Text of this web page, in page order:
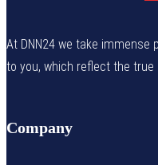
At DNN24 we take immense
to you, which reflect the true
Company